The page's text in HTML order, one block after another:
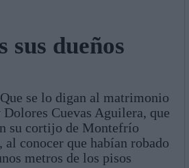
sus dueños
se lo digan al matrimonio
Cuevas Aguilera, que
su cortijo de Montefrío
conocer que habían robado
metros de los pisos